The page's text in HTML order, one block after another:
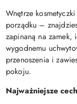
Wnętrze
porządku –
zapinaną na zamek,
wygodnemu
przenoszenia i
pokoju.
Najważniejsze